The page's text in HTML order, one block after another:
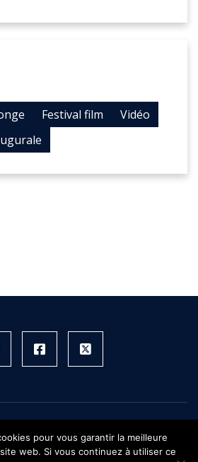
Festival film
Vidéo
Facebook
X
Plan du site
Mentions légales
pour vous garantir la meilleure
web. Si vous continuez à utiliser ce